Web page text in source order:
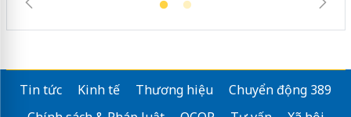
Tin tức Kinh tế Thương hiệu
Chuyển động 389